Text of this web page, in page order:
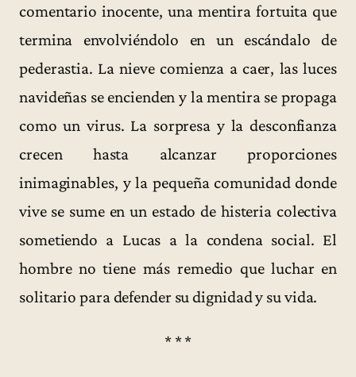
comentario inocente, una mentira fortuita que
termina envolviéndolo en un escándalo de
pederastia. La nieve comienza a caer, las luces
navideñas se encienden y la mentira se propaga
como un virus. La sorpresa y la desconfianza
crecen hasta alcanzar proporciones
inimaginables, y la pequeña comunidad donde
vive se sume en un estado de histeria colectiva
sometiendo a Lucas a la condena social. El
hombre no tiene más remedio que luchar en
solitario para defender su dignidad y su vida.
* * *